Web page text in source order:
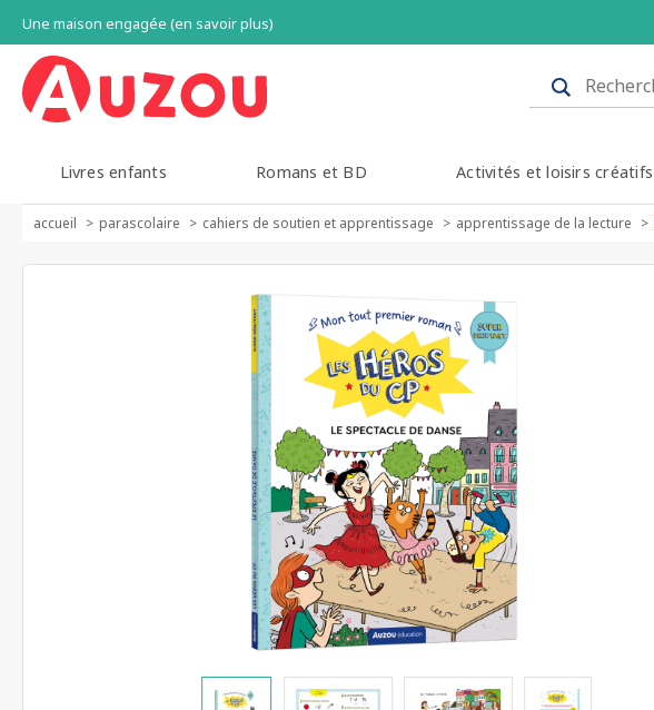
Une maison engagée (en savoir plus)
Livres enfants Romans et BD Activités et loisirs créatifs
accueil parascolaire cahiers de soutien et apprentissage apprentissage de la lecture